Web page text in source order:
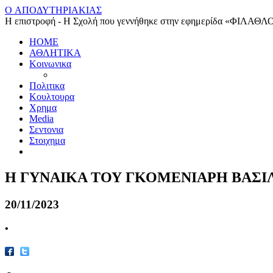
O ΑΠΟΔΥΤΗΡΙΑΚΙΑΣ
Η επιστροφή - Η Σχολή που γεννήθηκε στην εφημερίδα
HOME
ΑΘΛΗΤΙΚΑ
Κοινωνικα
Πολιτικα
Κουλτουρα
Χρημα
Media
Σεντονια
Στοιχημα
Η ΓΥΝΑΙΚΑ ΤΟΥ ΓΚΟΜΕΝΙΑΡΗ
20/11/2023
•